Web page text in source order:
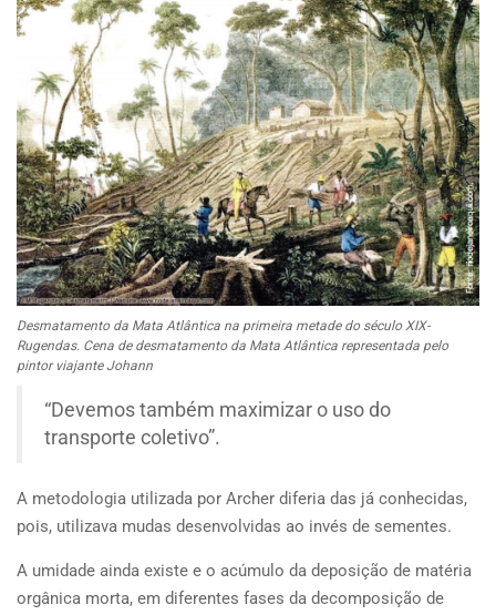
Desmatamento da Mata Atlântica na primeira metade do século XIX-
Rugendas. Cena de desmatamento da Mata Atlântica representada pelo
pintor viajante Johann
“Devemos também maximizar o uso do
transporte coletivo”.
A metodologia utilizada por Archer diferia das já conhecidas,
pois, utilizava mudas desenvolvidas ao invés de sementes.
A umidade ainda existe e o acúmulo da deposição de matéria
orgânica morta, em diferentes fases da decomposição de